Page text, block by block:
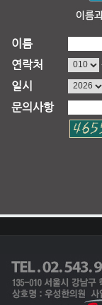
이름
연락처
일시
문의사항